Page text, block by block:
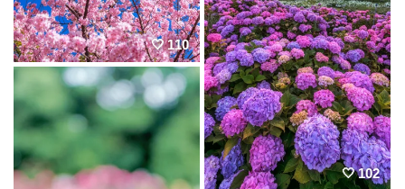
110
102